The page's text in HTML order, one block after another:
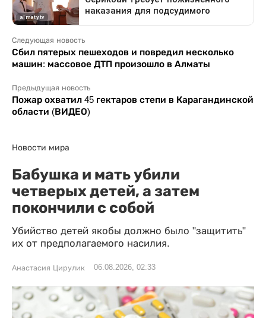
Следующая новость
Сбил пятерых пешеходов и повредил несколько
машин: массовое ДТП произошло в Алматы
Предыдущая новость
Пожар охватил 45 гектаров степи в Карагандинской
области (ВИДЕО)
Новости мира
Бабушка и мать убили
четверых детей, а затем
покончили с собой
Убийство детей якобы должно было "защитить"
их от предполагаемого насилия.
Анастасия Цирулик 06.08.2026, 02:33